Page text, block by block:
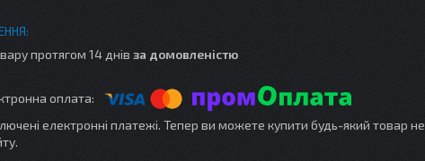
протягом 14 днів за домовленістю
електронні платежі. Тепер ви можете купити будь-який товар не